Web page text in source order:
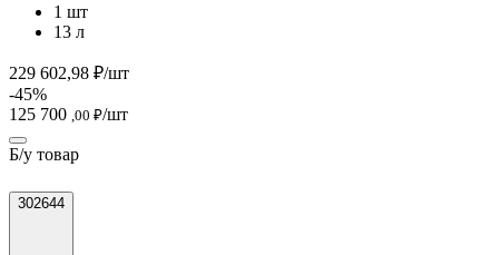
1 шт
13 л
229 602,98 ₽/шт
-45%
125 700 ,00 ₽/шт
Б/у товар
302644